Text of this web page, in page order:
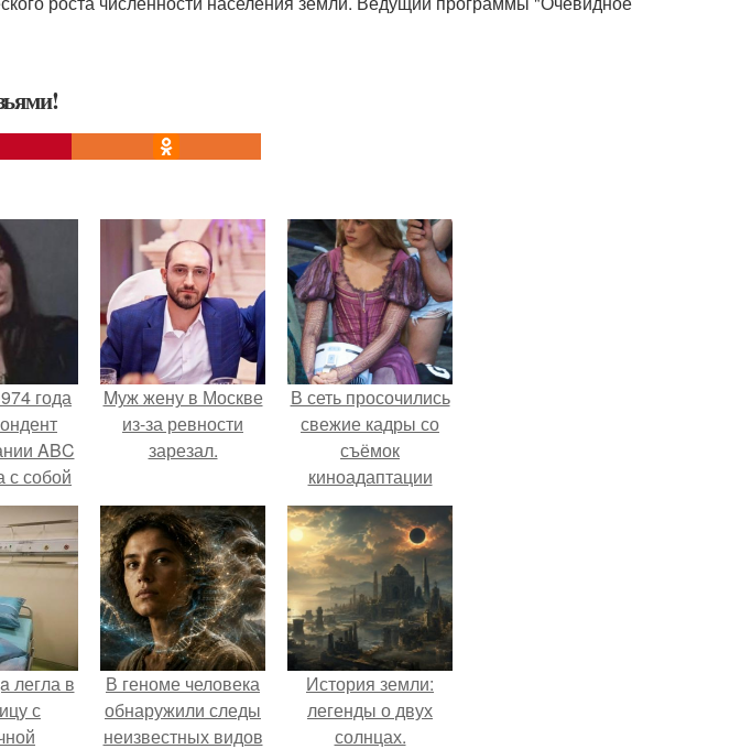
года
ABC
с собой
эфире.
Mуж жену в Москве
из-за ревности
зарезал.
В сеть просочились
свежие кадры со
съёмок
киноадаптации
"Рапунцель", и всё
внимание
моментально
оказалось
приковано к Тиган
крофт.
легла в
с
В геноме человека
обнаружили следы
неизвестных видов
История земли:
легенды о двух
солнцах.